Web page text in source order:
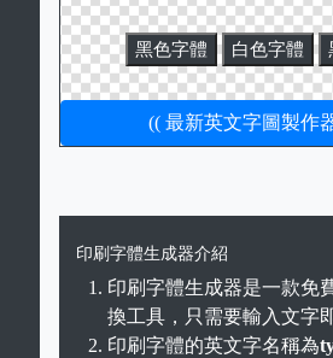
黑色字體 白色字體
(( 最新英文字圖製作
印刷字體生成器介紹
印刷字體生成器是一款免
換工具，只需要輸入文字
印刷字體的英文字名稱為